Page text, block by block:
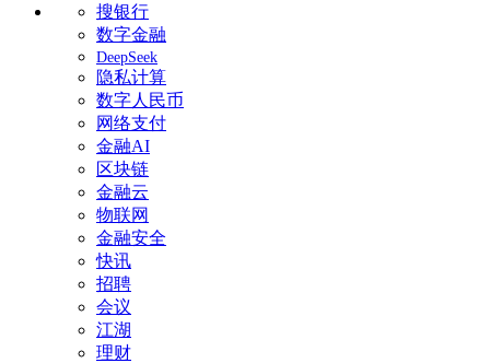
搜银行
数字金融
DeepSeek
隐私计算
数字人民币
网络支付
金融AI
区块链
金融云
物联网
金融安全
快讯
招聘
会议
江湖
理财